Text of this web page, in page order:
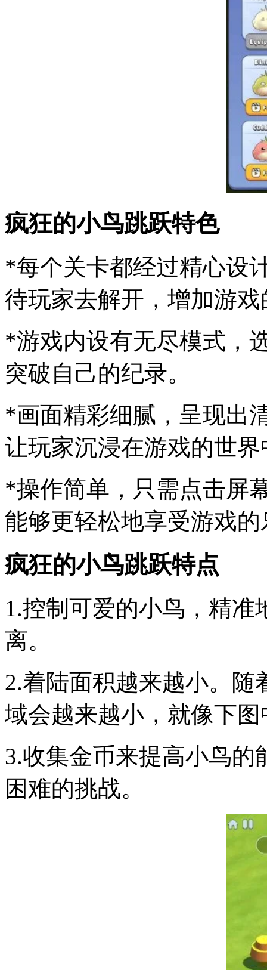
疯狂的小鸟跳跃特色
*每个关卡都经过精心设
待玩家去解开，增加游
*游戏内设有无尽模式，
突破自己的纪录。
*画面精彩细腻，呈现出
让玩家沉浸在游戏的世界
*操作简单，只需点击屏
能够更轻松地享受游戏的
疯狂的小鸟跳跃特点
1.控制可爱的小鸟，精
离。
2.着陆面积越来越小。
域会越来越小，就像下
3.收集金币来提高小鸟
困难的挑战。